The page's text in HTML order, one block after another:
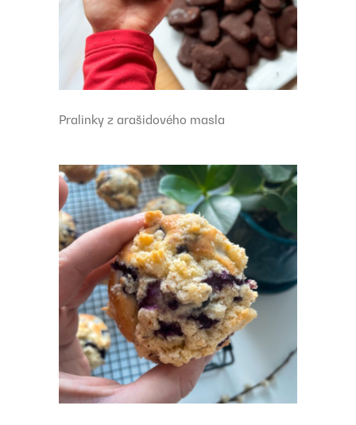
Pralinky z arašidového masla